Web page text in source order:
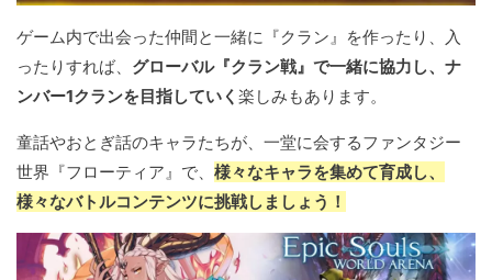
ゲーム内で出会った仲間と一緒に『クラン』を作ったり、入
ったりすれば、 グローバル『クラン戦』で一緒に協力し、ナ
ンバー1クランを目指していく 楽しみもあります。
童話やおとぎ話のキャラたちが、一堂に会するファンタジー
世界『フローティア』で、 様々なキャラを集めて育成し、
様々なバトルコンテンツに挑戦しましょう！